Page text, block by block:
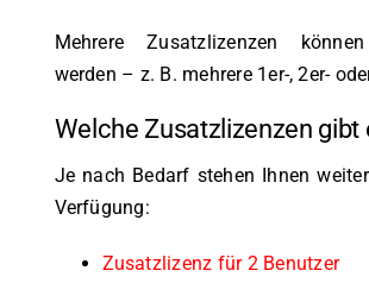
Mehrere Zusatzlizenzen
werden – z. B. mehrere 1er-, 2er-
Welche Zusatzlizenzen gibt
Je nach Bedarf stehen Ihnen
Verfügung:
Zusatzlizenz für 2 Benutzer